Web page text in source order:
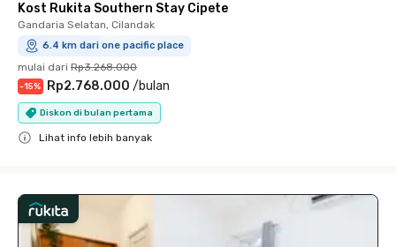
Kost Rukita Southern Stay Cipete
Gandaria Selatan, Cilandak
6.4 km dari one pacific place
mulai dari Rp3.268.000
-15% Rp2.768.000 /bulan
Diskon di bulan pertama
Lihat info lebih banyak